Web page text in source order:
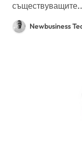
Newbusiness